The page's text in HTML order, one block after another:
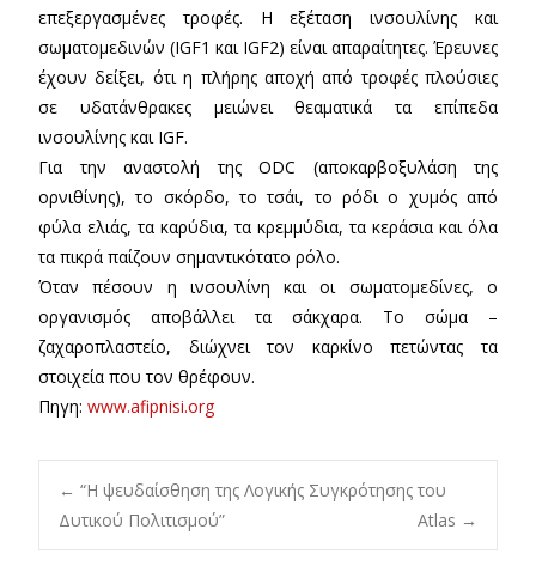
επεξεργασμένες τροφές. Η εξέταση ινσουλίνης και
σωματομεδινών (IGF1 και IGF2) είναι απαραίτητες. Έρευνες
έχουν δείξει, ότι η πλήρης αποχή από τροφές πλούσιες
σε υδατάνθρακες μειώνει θεαματικά τα επίπεδα
ινσουλίνης και IGF.
Για την αναστολή της ODC (αποκαρβοξυλάση της
ορνιθίνης), το σκόρδο, το τσάι, το ρόδι ο χυμός από
φύλα ελιάς, τα καρύδια, τα κρεμμύδια, τα κεράσια και όλα
τα πικρά παίζουν σημαντικότατο ρόλο.
Όταν πέσουν η ινσουλίνη και οι σωματομεδίνες, ο
οργανισμός αποβάλλει τα σάκχαρα. Το σώμα –
ζαχαροπλαστείο, διώχνει τον καρκίνο πετώντας τα
στοιχεία που τον θρέφουν.
Πηγη: www.afipnisi.org
Post
← “Η ψευδαίσθηση της Λογικής Συγκρότησης του
Δυτικού Πολιτισμού”
Atlas →